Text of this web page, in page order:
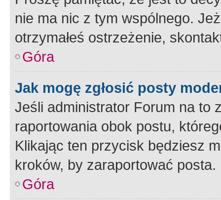
nie ma nic z tym wspólnego.
otrzymałeś ostrzeżenie,
Góra
Jak mogę zgłosić posty
Jeśli administrator Forum na to
raportowania obok postu,
Klikając ten przycisk będziesz
kroków, by zaraportować posta.
Góra